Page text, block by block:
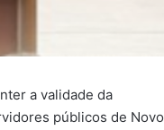
a validade da
públicos de Novo